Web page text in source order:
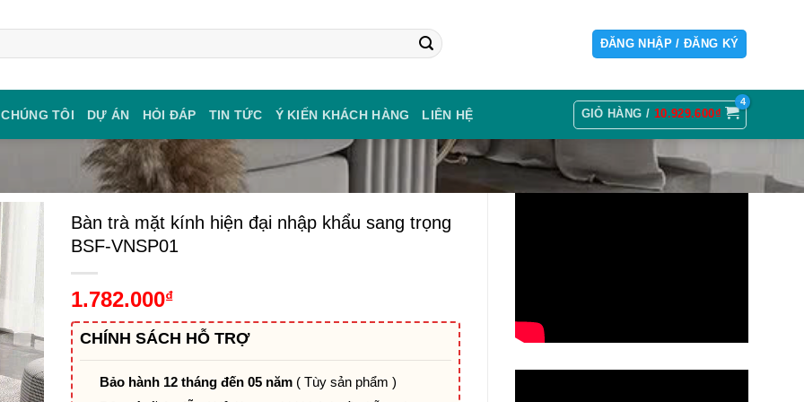
ĐĂNG NHẬP / ĐĂNG KÝ
TÔI DỰ ÁN HỎI ĐÁP TIN TỨC Ý KIẾN KHÁCH HÀNG LIÊN HỆ GIỎ HÀNG / 10.929.600₫
Bàn trà mặt kính hiện đại nhập khẩu sang trọng
BSF-VNSP01
1.782.000₫
CHÍNH SÁCH HỖ TRỢ
Bảo hành 12 tháng đến 05 năm ( Tùy sản phẩm )